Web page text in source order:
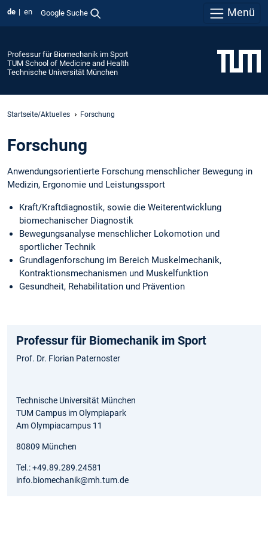
de en Google Suche Menü
Professur für Biomechanik im Sport
TUM School of Medicine and Health
Technische Universität München
Startseite/Aktuelles Forschung
Forschung
Anwendungsorientierte Forschung menschlicher Bewegung in
Medizin, Ergonomie und Leistungssport
Kraft/Kraftdiagnostik, sowie die Weiterentwicklung
biomechanischer Diagnostik
Bewegungsanalyse menschlicher Lokomotion und
sportlicher Technik
Grundlagenforschung im Bereich Muskelmechanik,
Kontraktionsmechanismen und Muskelfunktion
Gesundheit, Rehabilitation und Prävention
Professur für Biomechanik im Sport
Prof. Dr. Florian Paternoster
Technische Universität München
TUM Campus im Olympiapark
Am Olympiacampus 11
80809 München
Tel.: +49.89.289.24581
info.biomechanik@mh.tum.de